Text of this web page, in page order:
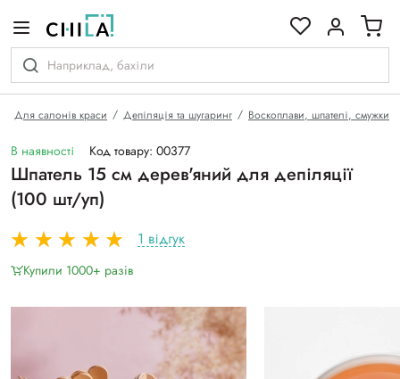
Для салонів краси Депіляція та шугаринг Воскоплави, шпателі, смужки
В наявності Код товару: 00377
Шпатель 15 см дерев'яний для депіляції
(100 шт/уп)
1 відгук
Купили 1000+ разiв
гамі